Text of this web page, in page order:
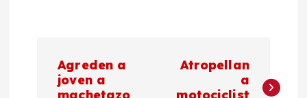
Agreden a
joven a
machetazo
Atropellan
a
motociclist